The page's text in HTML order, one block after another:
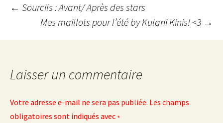
Navigation
des
articles
← Sourcils : Avant/ Après des stars
Mes maillots pour l’été by Kulani Kinis! <3 →
Laisser un commentaire
Votre adresse e-mail ne sera pas publiée. Les champs
obligatoires sont indiqués avec *